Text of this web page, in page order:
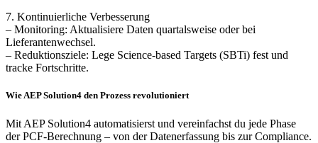
7. Kontinuierliche Verbesserung
– Monitoring: Aktualisiere Daten quartalsweise oder bei
Lieferantenwechsel.
– Reduktionsziele: Lege Science-based Targets (SBTi) fest und
tracke Fortschritte.
Wie AEP Solution4 den Prozess revolutioniert
Mit AEP Solution4 automatisierst und vereinfachst du jede Phase
der PCF-Berechnung – von der Datenerfassung bis zur Compliance.